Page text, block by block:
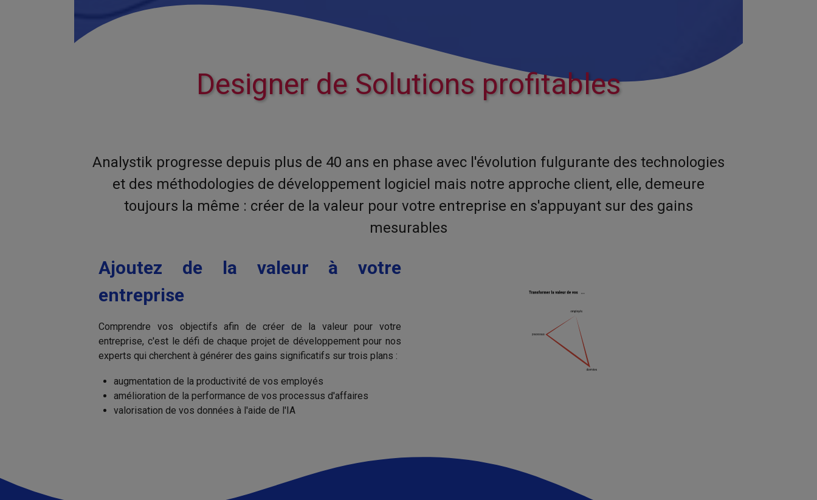
Designer de Solutions profitables
Analystik progresse depuis plus de 40 ans en phase avec l'évolution fulgurante des technologies
et des méthodologies de développement logiciel mais notre approche client, elle, demeure
toujours la même : créer de la valeur pour votre entreprise en s'appuyant sur des gains
mesurables
Ajoutez de la valeur à votre
entreprise
Comprendre vos objectifs afin de créer de la valeur pour votre
entreprise, c'est le défi de chaque projet de développement pour nos
experts qui cherchent à générer des gains significatifs sur trois plans :
augmentation de la productivité de vos employés
amélioration de la performance de vos processus d'affaires
valorisation de vos données à l'aide de l'IA